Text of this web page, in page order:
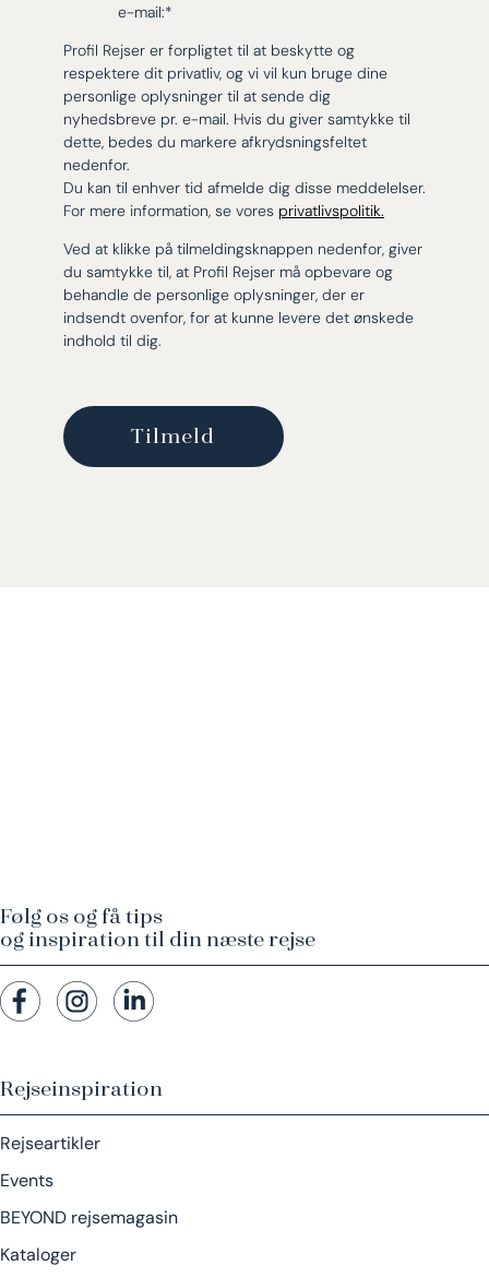
e-mail:*
Profil Rejser er forpligtet til at beskytte og
respektere dit privatliv, og vi vil kun bruge dine
personlige oplysninger til at sende dig
nyhedsbreve pr. e-mail. Hvis du giver samtykke til
dette, bedes du markere afkrydsningsfeltet
nedenfor.
Du kan til enhver tid afmelde dig disse meddelelser.
For mere information, se vores privatlivspolitik.
Ved at klikke på tilmeldingsknappen nedenfor, giver
du samtykke til, at Profil Rejser må opbevare og
behandle de personlige oplysninger, der er
indsendt ovenfor, for at kunne levere det ønskede
indhold til dig.
Rejseinspiration
Rejseartikler
Events
BEYOND rejsemagasin
Kataloger
Følg os og få tips
og inspiration til din næste rejse